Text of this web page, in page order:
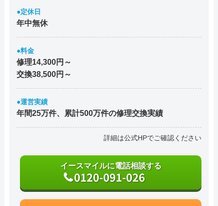
●定休日
年中無休
●料金
修理14,300円～
交換38,500円～
●運営実績
年間25万件、累計500万件の修理交換実績
詳細は公式HPでご確認ください
イースマイルに電話相談する
0120-091-026